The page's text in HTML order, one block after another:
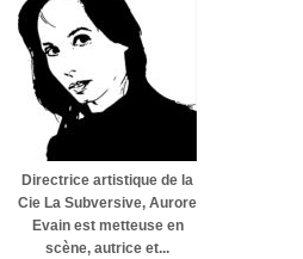
Directrice artistique de la
Cie La Subversive, Aurore
Evain est metteuse en
scène, autrice et...